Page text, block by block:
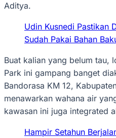
Aditya.‎‎‎
‎Udin Kusnedi Pastikan
Sudah Pakai Bahan
Buat kalian yang belum tau,
Park ini gampang banget
Bandorasa KM 12,
menawarkan wahana air
kawasan ini juga integrated
‎Hampir Setahun